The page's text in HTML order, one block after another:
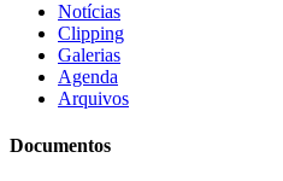
Notícias
Clipping
Galerias
Agenda
Arquivos
Documentos